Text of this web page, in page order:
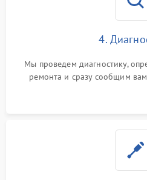
4.
Мы проведем диагностику,
ремонта и сразу сообщим